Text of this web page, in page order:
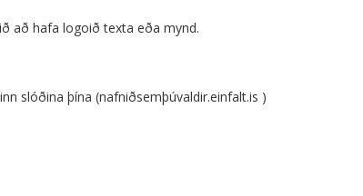
að hafa logoið texta eða mynd.
slóðina þína (nafniðsemþúvaldir.einfalt.is )